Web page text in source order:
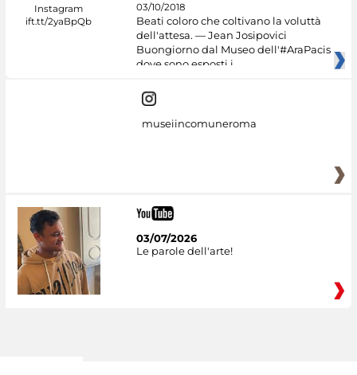
03/10/2018
Beati coloro che coltivano la voluttà
dell'attesa. — Jean Josipovici
Buongiorno dal Museo dell'#AraPacis
dove sono esposti i
museiincomuneroma
03/07/2026
Le parole dell'arte!